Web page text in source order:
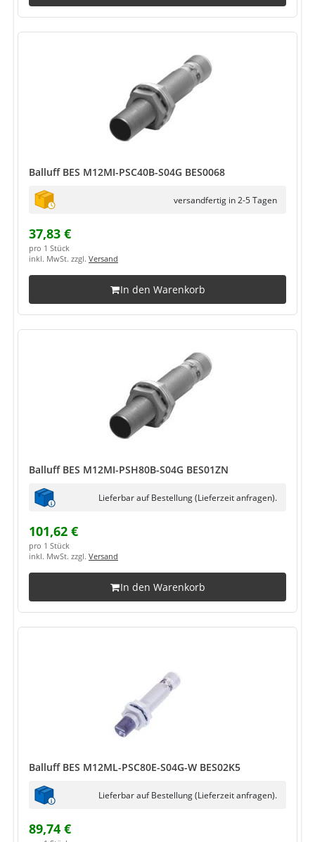
Balluff BES M12MI-PSC40B-S04G BES0068
versandfertig in 2-5 Tagen
37,83 €
pro 1 Stück
inkl. MwSt. zzgl. Versand
In den Warenkorb
Balluff BES M12MI-PSH80B-S04G BES01ZN
Lieferbar auf Bestellung (Lieferzeit anfragen).
101,62 €
pro 1 Stück
inkl. MwSt. zzgl. Versand
In den Warenkorb
Balluff BES M12ML-PSC80E-S04G-W BES02K5
Lieferbar auf Bestellung (Lieferzeit anfragen).
89,74 €